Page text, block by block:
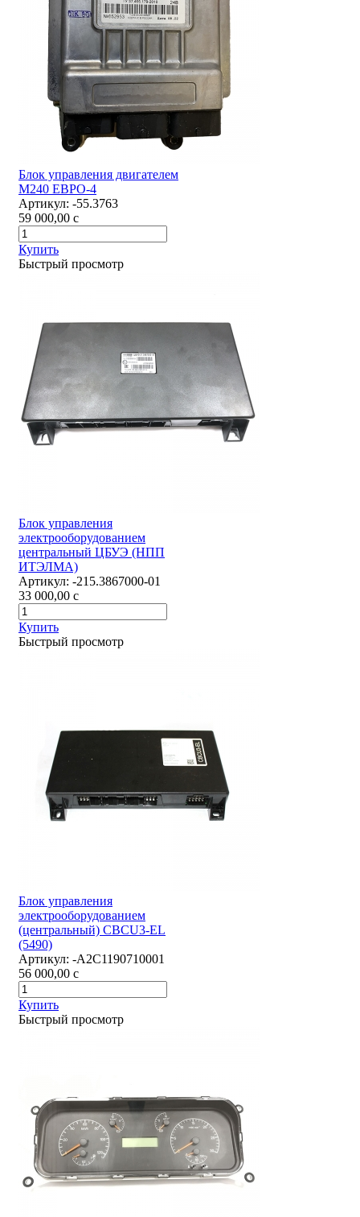
Блок управления двигателем
М240 ЕВРО-4
Артикул: -55.3763
59 000,00 c
Купить
Быстрый просмотр
Блок управления
электрооборудованием
центральный ЦБУЭ (НПП
ИТЭЛМА)
Артикул: -215.3867000-01
33 000,00 c
Купить
Быстрый просмотр
Блок управления
электрооборудованием
(центральный) CBCU3-EL
(5490)
Артикул: -А2С1190710001
56 000,00 c
Купить
Быстрый просмотр